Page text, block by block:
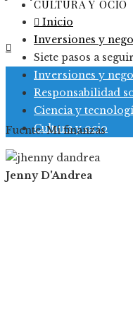
CULTURA Y OCIO
Inversiones y
Responsabilidad
Ciencia y
Cultura y ocio
Inicio
Inversiones y
Siete pasos a
Fuente: Mi finanzas
Jenny D'Andrea